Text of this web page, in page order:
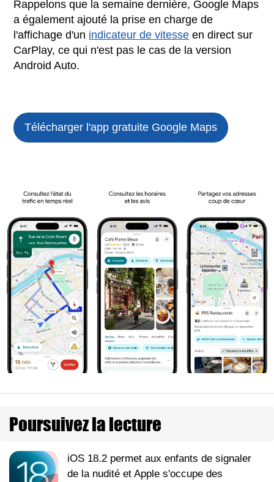
Rappelons que la semaine dernière, Google Maps
a également ajouté la prise en charge de
l'affichage d'un indicateur de vitesse en direct sur
CarPlay, ce qui n'est pas le cas de la version
Android Auto.
Télécharger l'app gratuite Google Maps
Poursuivez la lecture
iOS 18.2 permet aux enfants de signaler
de la nudité et Apple s'occupe des